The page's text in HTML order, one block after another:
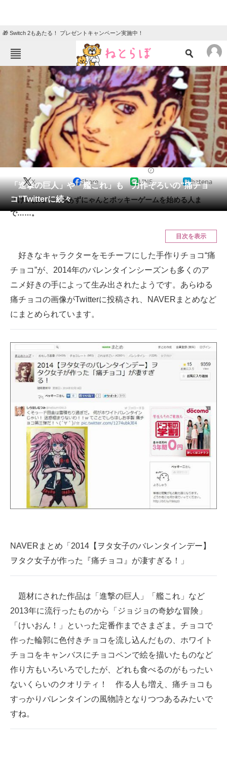
🎁 Switch 2もあたる！ プレゼントキャンペーン実施中！
ねとらぼメニュー
ニュース
エンタメ クイズ
地域
住まい 教育・育児
リサーチ
会員記事
メディア
スマホと通信の最新トレンド
好きが集まる 比べて選べる
AI活用のいまが分かる
企業ITのトレンドを詳説
経営リーダーのコミュニティ
マーケ×ITの今がよく分かる
ITエンジニア向け専門サイト
企業向けIT製品の総合サイト
IT製品の技術・比較・事例
製造業のIT導入・活用を支援
電子設計の基本と応用
エネルギーの専門メディア
ちょっと気になるネットの話題
「進撃の巨人」や「艦これ」も 力作ぞろいの“痛チョ
コ”Twitterに続々
X Share LINE hatena
「けいおん！」のあずにゃんとポッキーゲームを始める人ま
で……。
目次を表示
好きなキャラクターをモチーフにした手作りチョコ“痛
チョコ”が、2014年のバレンタインシーズンも多くのア
ニメ好きの手によって生み出されたようです。あらゆる
痛チョコの画像がTwitterに投稿され、NAVERまとめなど
にまとめられています。
NAVERまとめ「2014【ヲタ女子のバレンタインデー】
ヲタク女子が作った『痛チョコ』が凄すぎる！」
題材にされた作品は「進撃の巨人」「艦これ」など
2013年に流行ったものから「ジョジョの奇妙な冒険」
「けいおん！」といった定番作までさまざま。チョコで
作った輪郭に色付きチョコを流し込んだもの、ホワイト
チョコをキャンバスにチョコペンで絵を描いたものなど
作り方もいろいろでしたが、どれも食べるのがもったい
ないくらいのクオリティ！ 作る人も増え、痛チョコも
すっかりバレンタインの風物詩となりつつあるみたいで
すね。